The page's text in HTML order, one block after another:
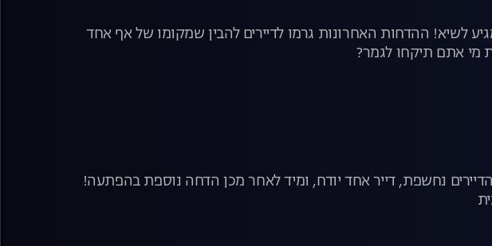
לשיא! ההדחות האחרונות גרמו לדיירים להבין שמקומו של אף אחד
מי אתם תיקחו לגמר?
נחשפת, דייר אחד יודח, ומיד לאחר מכן הדחה נוספת בהפתעה!